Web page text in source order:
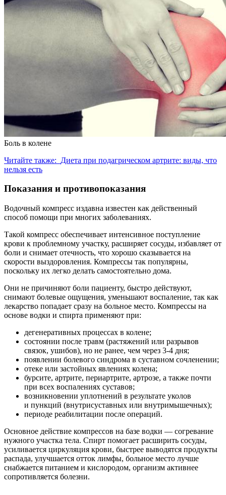
Боль в колене
Читайте также: Диета при подагрическом артрите: виды, что
нельзя есть
Показания и противопоказания
Водочный компресс издавна известен как действенный
способ помощи при многих заболеваниях.
Такой компресс обеспечивает интенсивное поступление
крови к проблемному участку, расширяет сосуды, избавляет от
боли и снимает отечность, что хорошо сказывается на
скорости выздоровления. Компрессы так популярны,
поскольку их легко делать самостоятельно дома.
Они не причиняют боли пациенту, быстро действуют,
снимают болевые ощущения, уменьшают воспаление, так как
лекарство попадает сразу на больное место. Компрессы на
основе водки и спирта применяют при:
дегенеративных процессах в колене;
состоянии после травм (растяжений или разрывов
связок, ушибов), но не ранее, чем через 3-4 дня;
появлении болевого синдрома в суставном сочленении;
отеке или застойных явлениях колена;
бурсите, артрите, периартрите, артрозе, а также почти
при всех воспалениях суставов;
возникновении уплотнений в результате уколов
и пункций (внутрисуставных или внутримышечных);
периоде реабилитации после операций.
Основное действие компрессов на базе водки — согревание
нужного участка тела. Спирт помогает расширить сосуды,
усиливается циркуляция крови, быстрее выводятся продукты
распада, улучшается отток лимфы, больное место лучше
снабжается питанием и кислородом, организм активнее
сопротивляется болезни.